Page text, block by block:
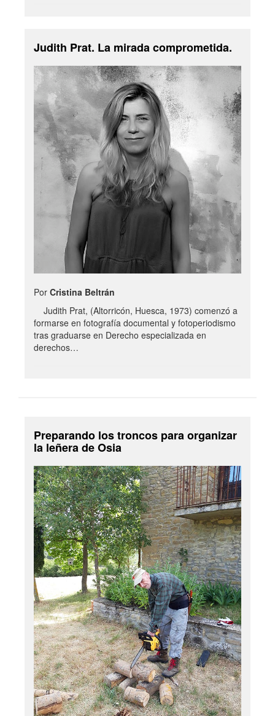
Judith Prat. La mirada comprometida.
Por Cristina Beltrán
Judith Prat, (Altorricón, Huesca, 1973) comenzó a
formarse en fotografía documental y fotoperiodismo
tras graduarse en Derecho especializada en
derechos…
Preparando los troncos para organizar
la leñera de Osia